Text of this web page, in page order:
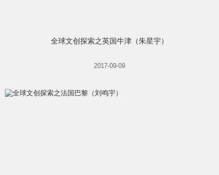
全球文创探索之英国牛津（朱星宇）
2017-09-09